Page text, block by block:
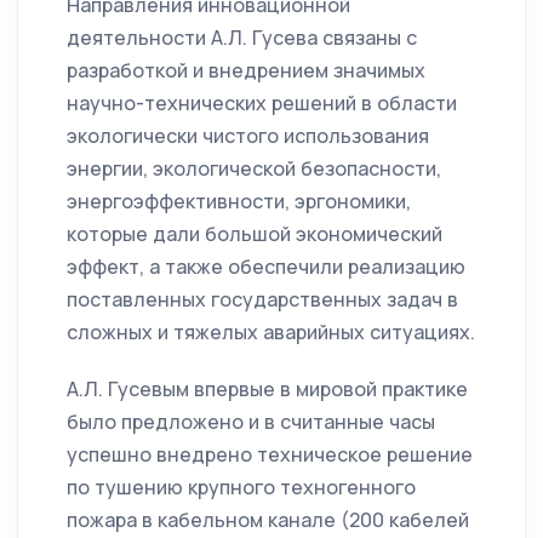
Направления инновационной
деятельности А.Л. Гусева связаны с
разработкой и внедрением значимых
научно-технических решений в области
экологически чистого использования
энергии, экологической безопасности,
энергоэффективности, эргономики,
которые дали большой экономический
эффект, а также обеспечили реализацию
поставленных государственных задач в
сложных и тяжелых аварийных ситуациях.
А.Л. Гусевым впервые в мировой практике
было предложено и в считанные часы
успешно внедрено техническое решение
по тушению крупного техногенного
пожара в кабельном канале (200 кабелей